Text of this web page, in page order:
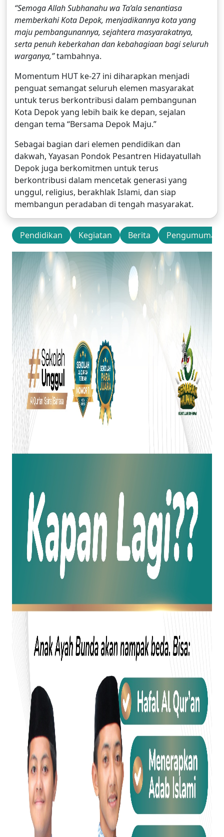
“Semoga Allah Subhanahu wa Ta’ala senantiasa
memberkahi Kota Depok, menjadikannya kota yang
maju pembangunannya, sejahtera masyarakatnya,
serta penuh keberkahan dan kebahagiaan bagi seluruh
warganya,”tambahnya.
Momentum HUT ke-27 ini diharapkan menjadi
penguat semangat seluruh elemen masyarakat
untuk terus berkontribusi dalam pembangunan
Kota Depok yang lebih baik ke depan, sejalan
dengan tema “Bersama Depok Maju.”
Sebagai bagian dari elemen pendidikan dan
dakwah, Yayasan Pondok Pesantren Hidayatullah
Depok juga berkomitmen untuk terus
berkontribusi dalam mencetak generasi yang
unggul, religius, berakhlak Islami, dan siap
membangun peradaban di tengah masyarakat.
Pendidikan Kegiatan Berita Pengumuman